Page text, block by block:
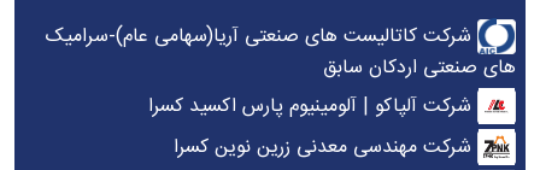
شرکت کاتالیست های صنعتی آریا(سهامی عام)-سرامیک
های صنعتی اردکان سابق
شرکت آلپاکو | آلومینیوم پارس اکسید کسرا
شرکت مهندسی معدنی زرین نوین کسرا